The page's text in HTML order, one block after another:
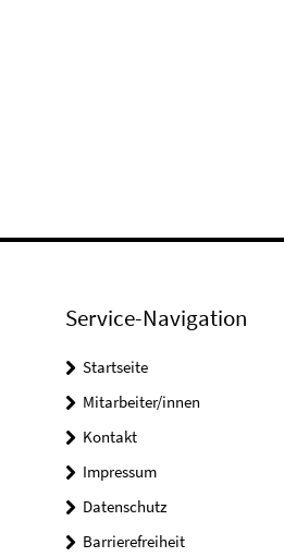
Service-Navigation
Startseite
Mitarbeiter/innen
Kontakt
Impressum
Datenschutz
Barrierefreiheit